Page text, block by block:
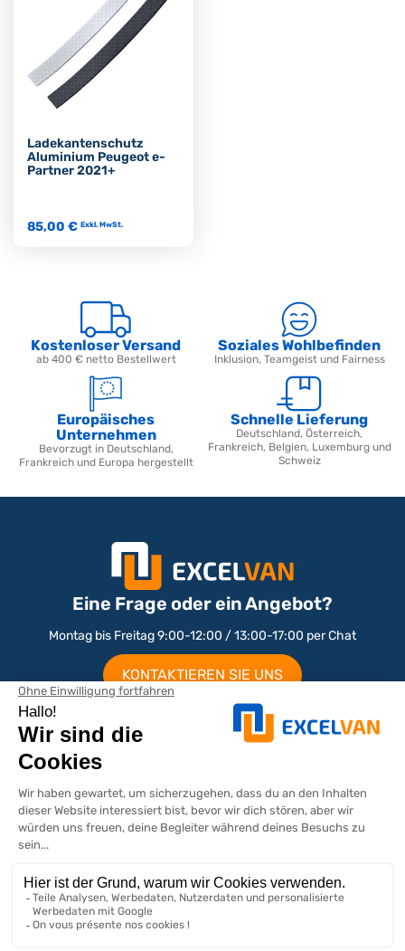
Ladekantenschutz
Aluminium Peugeot e-
Partner 2021+
85,00 € Exkl. MwSt.
Kostenloser Versand
ab 400 € netto Bestellwert
Soziales Wohlbefinden
Inklusion, Teamgeist und Fairness
Europäisches
Unternehmen
Bevorzugt in Deutschland,
Frankreich und Europa hergestellt
Schnelle Lieferung
Deutschland, Österreich,
Frankreich, Belgien, Luxemburg und
Schweiz
Eine Frage oder ein Angebot?
Montag bis Freitag 9:00-12:00 / 13:00-17:00 per Chat
KONTAKTIEREN SIE UNS
Ausbau nach Marke / Modell
Peugeot Expert Ausbau
Peugeot Boxer Ausbau
Citroen Ausbau
Renault Ausbau
Nutzfahrzeug-Abmessungen
Abmessungen Renault Nutzfahrzeuge
Peugeot Nutzfahrzeug Abmessungen
Unser Unternehmen